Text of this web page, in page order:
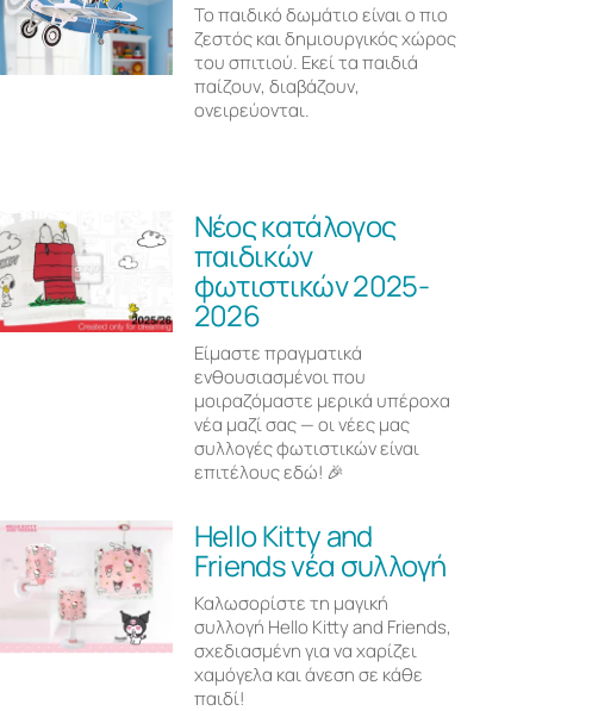
Το παιδικό δωμάτιο είναι ο πιο
ζεστός και δημιουργικός χώρος
του σπιτιού. Εκεί τα παιδιά
παίζουν, διαβάζουν,
ονειρεύονται.
Νέος κατάλογος
παιδικών
φωτιστικών 2025-
2026
Είμαστε πραγματικά
ενθουσιασμένοι που
μοιραζόμαστε μερικά υπέροχα
νέα μαζί σας — οι νέες μας
συλλογές φωτιστικών είναι
επιτέλους εδώ! 🎉
Hello Kitty and
Friends νέα συλλογή
Καλωσορίστε τη μαγική
συλλογή Hello Kitty and Friends,
σχεδιασμένη για να χαρίζει
χαμόγελα και άνεση σε κάθε
παιδί!